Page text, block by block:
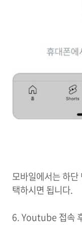
모바일에서는 하
택하시면 됩니다.
6.Youtube 접속